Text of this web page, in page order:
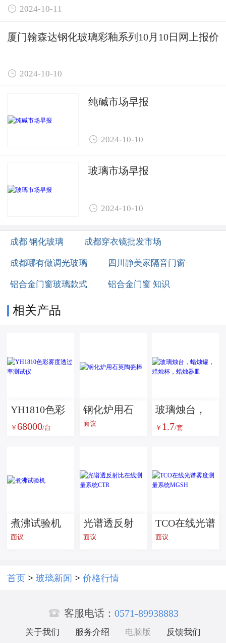
 2024-10-11
厦门翰森达钢化玻璃彩釉系列10月10日网上报价
 2024-10-10
纯碱市场早报
 2024-10-10
玻璃市场早报
 2024-10-10
成都 钢化玻璃 成都穿衣镜批发市场
成都哪有做调光玻璃 四川静美家隔音门窗
铝合金门窗玻璃款式 铝合金门窗 知识
相关产品
YH1810色彩
雾度透过率
￥ 68000/台
钢化炉用石
英陶瓷棒
面议
玻璃烛台，
蜡烛罐，蜡
￥ 1.7/套
煮沸试验机
面议
光谱透反射
比在线测量
面议
TCO在线光谱
雾度测量系
面议
首页 > 玻璃新闻 > 价格行情
 客服电话： 0571-89938883
关于我们 服务介绍 电脑版 反馈我们